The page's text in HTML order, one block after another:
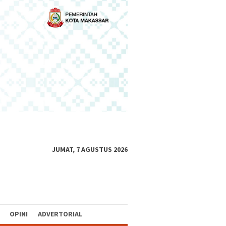
JUMAT, 7 AGUSTUS 2026
OPINI ADVERTORIAL